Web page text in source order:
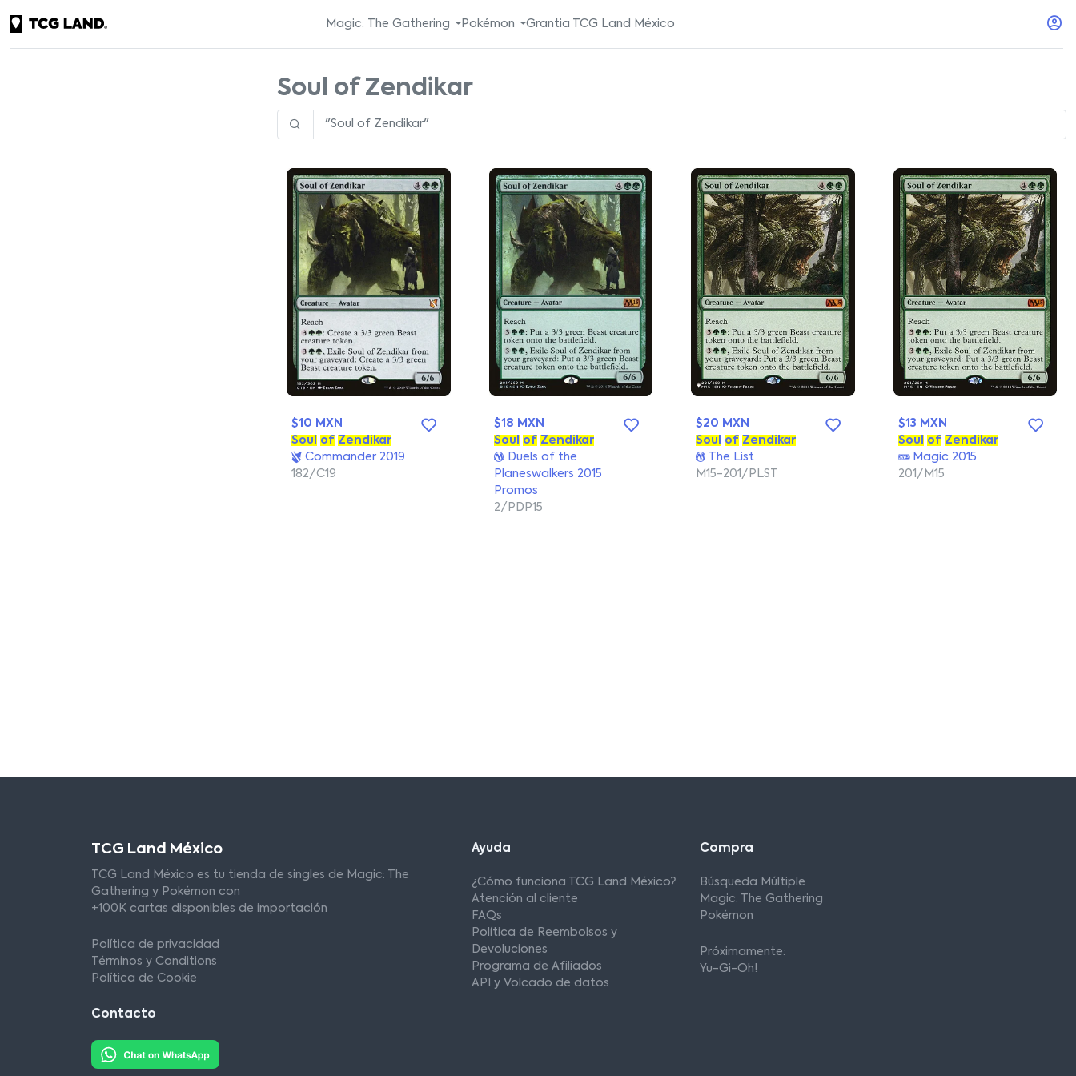
Magic: The Gathering Pokémon Grantia TCG Land México
Soul of Zendikar
$10 MXN
Soul
of Zendikar
Commander 2019
182/C19
$18 MXN
Soul
of Zendikar
Duels of the
Planeswalkers 2015
Promos
2/PDP15
$20 MXN
Soul
of Zendikar
The List
M15-201/PLST
$13 MXN
Soul
of Zendikar
Magic 2015
201/M15
TCG Land México
TCG Land México es tu tienda de singles de Magic: The
Gathering y Pokémon con
+100K cartas disponibles de importación
Política de privacidad
Términos y Conditions
Política de Cookie
Ayuda
¿Cómo funciona TCG Land México?
Atención al cliente
FAQs
Política de Reembolsos y
Devoluciones
Programa de Afiliados
API y Volcado de datos
Compra
Búsqueda Múltiple
Magic: The Gathering
Pokémon
Próximamente:
Yu-Gi-Oh!
Contacto